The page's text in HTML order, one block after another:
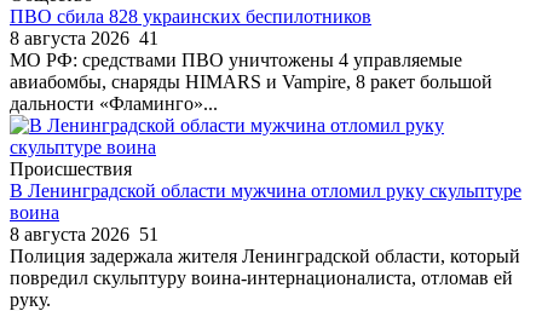
ПВО сбила 828 украинских беспилотников
8 августа 2026 41
МО РФ: средствами ПВО уничтожены 4 управляемые
авиабомбы, снаряды HIMARS и Vampire, 8 ракет большой
дальности «Фламинго»...
Происшествия
В Ленинградской области мужчина отломил руку скульптуре
воина
8 августа 2026 51
Полиция задержала жителя Ленинградской области, который
повредил скульптуру воина-интернационалиста, отломав ей
руку.